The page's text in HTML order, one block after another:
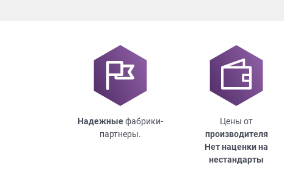
Надежныефабрики-
партнеры.
Цены от
производителя
Нет наценки на
нестандарты